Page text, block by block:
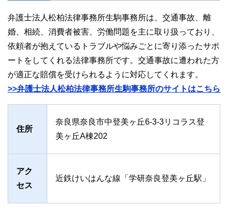
弁護士法人松柏法律事務所生駒事務所は、交通事故、離
婚、相続、消費者被害、労働問題を主に取り扱っており、
依頼者が抱えているトラブルや悩みごとに寄り添ったサポ
ートをしてくれる法律事務所です。交通事故に遭われた方
が適正な賠償を受けられるように対応してくれます。
>>弁護士法人松柏法律事務所生駒事務所のサイトはこちら
住所
奈良県奈良市中登美ヶ丘6-3-3リコラス登
美ヶ丘A棟202
アク
セス
近鉄けいはんな線「学研奈良登美ヶ丘駅」